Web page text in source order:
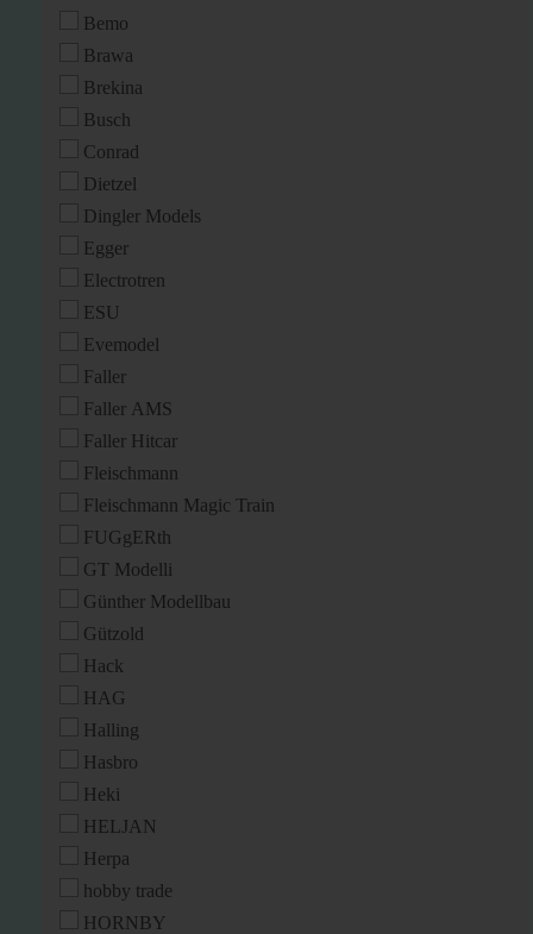
Bemo
Brawa
Brekina
Busch
Conrad
Dietzel
Dingler Models
Egger
Electrotren
ESU
Evemodel
Faller
Faller AMS
Faller Hitcar
Fleischmann
Fleischmann Magic Train
FUGgERth
GT Modelli
Günther Modellbau
Gützold
Hack
HAG
Halling
Hasbro
Heki
HELJAN
Herpa
hobby trade
HORNBY